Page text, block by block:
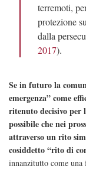
terremoti,
protezione
dalla
2017).
Se in futuro la
emergenza” come
ritenuto decisivo per
possibile che nei
attraverso un rito
cosiddetto “rito di
innanzitutto come